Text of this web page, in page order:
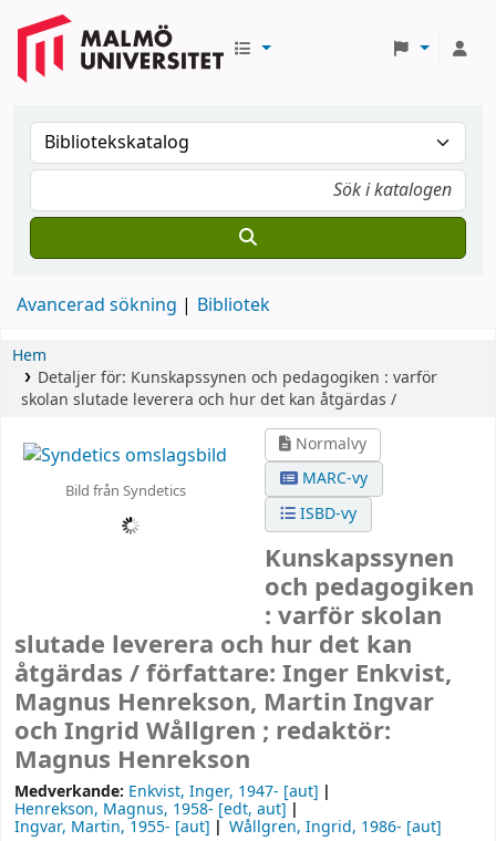
Avancerad sökning Bibliotek
Hem
Detaljer för: Kunskapssynen och pedagogiken : varför
skolan slutade leverera och hur det kan åtgärdas /
Bild från Syndetics
Normalvy
MARC-vy
ISBD-vy
Kunskapssynen
och pedagogiken
: varför skolan
slutade leverera och hur det kan
åtgärdas /författare: Inger Enkvist,
Magnus Henrekson, Martin Ingvar
och Ingrid Wållgren ; redaktör:
Magnus Henrekson
Medverkande: Enkvist, Inger, 1947- [aut]
Henrekson, Magnus, 1958- [edt, aut]
Ingvar, Martin, 1955- [aut] Wållgren, Ingrid, 1986- [aut]